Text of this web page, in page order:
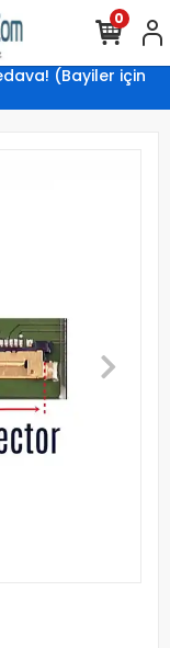
(Bayiler için
0